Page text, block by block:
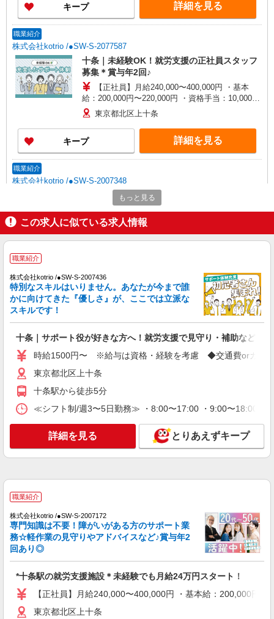
キープ 詳細を見る
職業紹介
株式会社kotrio /●SW-S-2077587
十条｜未経験OK！就労支援の正社員スタッフ
募集＊賞与年2回♪
【正社員】月給240,000〜400,000円 ・基本
給：200,000円〜220,000円 ・資格手当：10,000〜
30,000円 ・役職手当：10,000〜70,000円 ・処遇改
善手当：20,000〜60,000円（勤続年数、保有資格
により変動） ・固定残業手当：20,000円（10時
間） ※固定残業時間を超過する場合には超過勤務
手当として別途支給 下記資格をお持ちの方歓迎 ・
・介護福祉士 など
東京都北区上十条
キープ 詳細を見る
職業紹介
株式会社kotrio /●SW-S-2007348
十条｜未経験OK！就労支援のパートスタッフ
募集＊週3〜OK♪
時給1500円〜 ※給与は資格・経験を考慮
◆交通費orガソリン代全額支給
キープ 詳細を見る
職業紹介
株式会社kotrio /●SW-S-2087196
自分の生活も豊かに＊
【正社員】月給240,000〜400,000円 ・基本
給：200,000円〜220,000円 ・資格手当：10,000〜
30,000円 ・役職手当：10,000〜70,000円 ・処遇改
善手当：20,000〜60,000円（勤続年数、保有資格
間） ※固定残業時間を超過する場合には超過勤務
手当として別途支給 下記資格をお持ちの方歓迎 ・
認知症介護基礎研修 ・初任者研修 ・実務者研修
・介護福祉士 など
キープ 詳細を見る
株式会社kotrio /●SW-H1-1993252
東京都北区
キープ 詳細を見る
派遣社員
東十条駅｜のびのび働ける♪就労支援施設の
STAFF募集
もっと見る
この求人に似ている求人情報
職業紹介
株式会社kotrio /●SW-S-2007436
特別なスキルはいりません。あなたが今まで誰
かに向けてきた『優しさ』が、ここでは立派な
スキルです！
十条｜サポート役が好きな方へ！就労支援で見守り・補助など♪
時給1500円〜 ※給与は資格・経験を考慮 ◆交通費orガソ
東京都北区上十条
十条駅から徒歩5分
≪シフト制/週3〜5日勤務≫ ・8:00〜17:00 ・9:00〜18:00
詳細を見る とりあえずキープ
職業紹介
株式会社kotrio /●SW-S-2007172
専門知識は不要！障がいがある方のサポート業
務☆軽作業の見守りやアドバイスなど♪賞与年2
回あり◎
*十条駅の就労支援施設＊未経験でも月給24万円スタート！
【正社員】月給240,000〜400,000円 ・基本給：200,000円
東京都北区上十条